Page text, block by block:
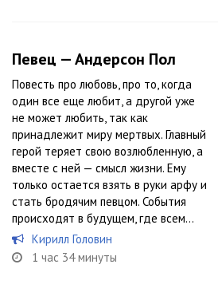
Певец — Андерсон Пол
Повесть про любовь, про то, когда
один все еще любит, а другой уже
не может любить, так как
принадлежит миру мертвых. Главный
герой теряет свою возлюбленную, а
вместе с ней — смысл жизни. Ему
только остается взять в руки арфу и
стать бродячим певцом. События
происходят в будущем, где всем...
Кирилл Головин
1 час 34 минуты